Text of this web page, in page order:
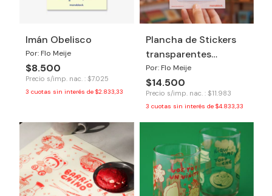
Imán Obelisco
Por: Flo Meije
$8.500
Precio s/imp. nac. : $7.025
3 cuotas sin interés de $2.833,33
Plancha de Stickers
transparentes
Buenos Aires
Por: Flo Meije
$14.500
Precio s/imp. nac. : $11.983
3 cuotas sin interés de $4.833,33